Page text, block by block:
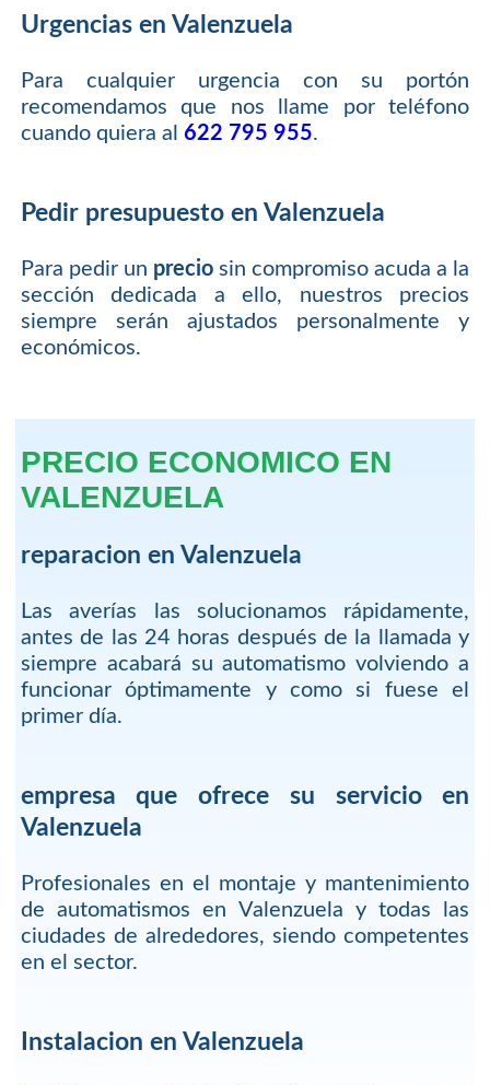
Urgencias en Valenzuela
Para cualquier urgencia con su portón
recomendamos que nos llame por teléfono
cuando quiera al 622 795 955.
Pedir presupuesto en Valenzuela
Para pedir un preciosin compromiso acuda a la
sección dedicada a ello, nuestros precios
siempre serán ajustados personalmente y
económicos.
PRECIO ECONOMICO EN
VALENZUELA
reparacion en Valenzuela
Las averías las solucionamos rápidamente,
antes de las 24 horas después de la llamada y
siempre acabará su automatismo volviendo a
funcionar óptimamente y como si fuese el
primer día.
empresa que ofrece su servicio en
Valenzuela
Profesionales en el montaje y mantenimiento
de automatismos en Valenzuela y todas las
ciudades de alrededores, siendo competentes
en el sector.
Instalacion en Valenzuela